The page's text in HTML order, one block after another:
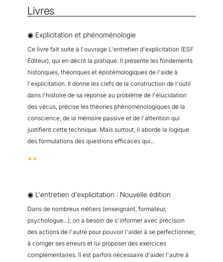
Livres
◉ Explicitation et phénoménologie
Ce livre fait suite à l'ouvrage L'entretien d'explicitation (ESF
Éditeur), qui en décrit la pratique. Il présente les fondements
historiques, théoriques et épistémologiques de l'aide à
l'explicitation. Il donne les clefs de la construction de l'outil
dans l'histoire de sa réponse au problème de l'élucidation
des vécus, précise les théories phénoménologiques de la
conscience, de la mémoire passive et de l'attention qui
justifient cette technique. Mais surtout, il aborde la logique
des formulations des questions efficaces qui...
➤➤
◉ L'entretien d'explicitation : Nouvelle édition
Dans de nombreux métiers (enseignant, formateur,
psychologue...), on a besoin de s'informer avec précision
des actions de l'autre pour pouvoir l'aider à se perfectionner,
à corriger ses erreurs et lui proposer des exercices
complémentaires. Il est parfois nécessaire d'aider l'autre à